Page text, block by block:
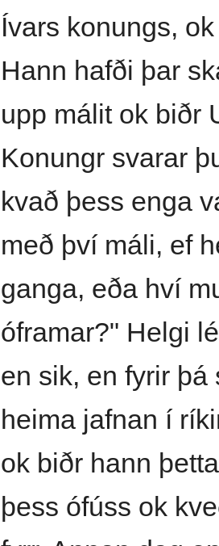
Ívars konungs,
Hann hafði þar
upp málit ok biðr
Konungr svarar
kvað þess enga
með því máli, ef
ganga, eða hví
óframar?" Helgi
en sik, en fyrir
heima jafnan í
ok biðr hann
þess ófúss ok